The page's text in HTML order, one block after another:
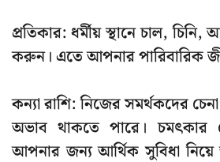
প্রতিকার: ধর্মীয় স্থানে চাল, চিনি,
করুন। এতে আপনার পারিবারিক
কন্যা রাশি: নিজের সমর্থকদের
অভাব থাকতে পারে।
আপনার জন্য আর্থিক সুবিধা